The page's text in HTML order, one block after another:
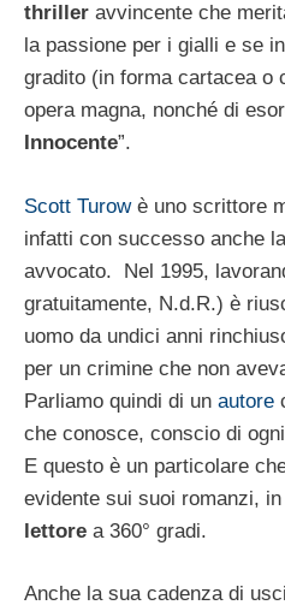
thriller avvincente che
la passione per i gialli e se
gradito (in forma cartacea o
opera magna, nonché di
Innocente”.
Scott Turowè uno scrittore
infatti con successo anche
avvocato. Nel 1995,
gratuitamente, N.d.R.) è
uomo da undici anni
per un crimine che non
Parliamo quindi di un autore
che conosce, conscio di
E questo è un particolare
evidente sui suoi romanzi,
lettore a 360° gradi.
Anche la sua cadenza di